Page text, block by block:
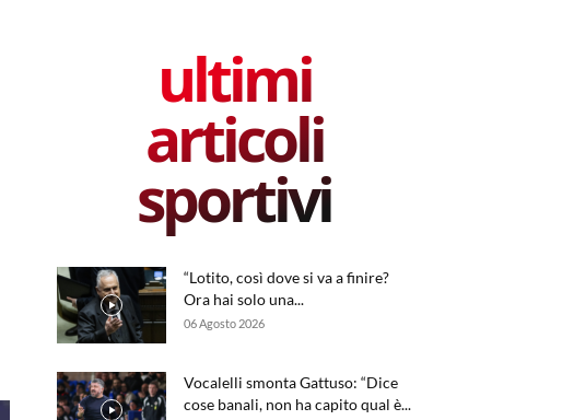
ultimi
articoli
sportivi
“Lotito, così dove si va a finire?
Ora hai solo una...
06 Agosto 2026
Vocalelli smonta Gattuso: “Dice
cose banali, non ha capito qual è...